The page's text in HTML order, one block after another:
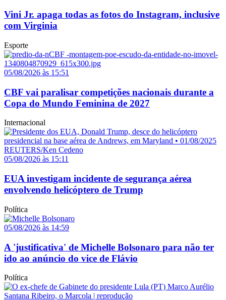
Vini Jr. apaga todas as fotos do Instagram, inclusive
com Virginia
Esporte
05/08/2026 às 15:51
CBF vai paralisar competições nacionais durante a
Copa do Mundo Feminina de 2027
Internacional
05/08/2026 às 15:11
EUA investigam incidente de segurança aérea
envolvendo helicóptero de Trump
Política
05/08/2026 às 14:59
A 'justificativa' de Michelle Bolsonaro para não ter
ido ao anúncio do vice de Flávio
Política